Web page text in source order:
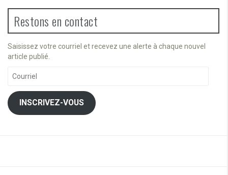
Restons en contact
Saisissez votre courriel et recevez une alerte à chaque nouvel
article publié.
INSCRIVEZ-VOUS